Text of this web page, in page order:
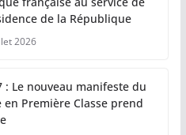
de la République
2026
: Le nouveau manifeste du
en Première Classe prend